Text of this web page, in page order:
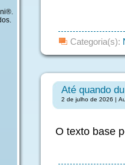
Categoria(s):
Até quando
2 de julho de 2026 |
O texto base